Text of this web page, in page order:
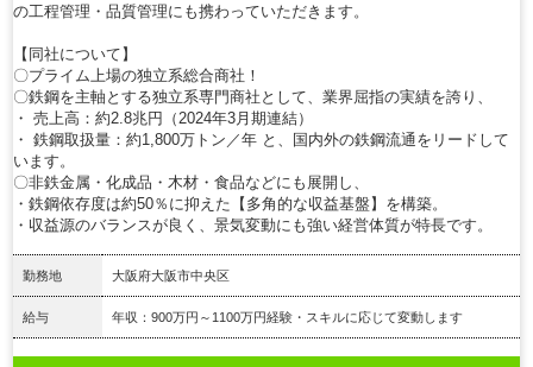
の工程管理・品質管理にも携わっていただきます。
【同社について】
〇プライム上場の独立系総合商社！
〇鉄鋼を主軸とする独立系専門商社として、業界屈指の実績を誇り、
・ 売上高：約2.8兆円（2024年3月期連結）
・ 鉄鋼取扱量：約1,800万トン／年 と、国内外の鉄鋼流通をリードして
います。
〇非鉄金属・化成品・木材・食品などにも展開し、
・鉄鋼依存度は約50％に抑えた【多角的な収益基盤】を構築。
・収益源のバランスが良く、景気変動にも強い経営体質が特長です。
勤務地 大阪府大阪市中央区
給与 年収：900万円～1100万円経験・スキルに応じて変動します